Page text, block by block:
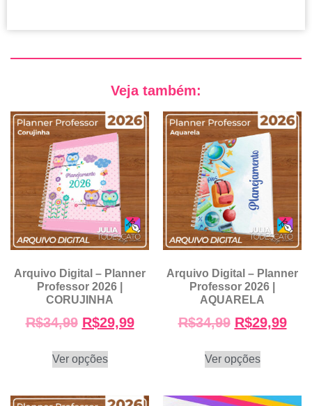
Veja também:
Arquivo Digital – Planner
Professor 2026 |
CORUJINHA
R$34,99 R$29,99
Ver opções
Arquivo Digital – Planner
Professor 2026 |
AQUARELA
R$34,99 R$29,99
Ver opções